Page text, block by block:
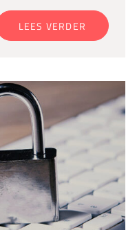
LEES VERDER